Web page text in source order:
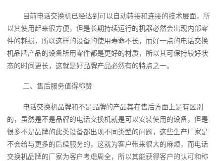
目前电话交换机已经达到可以自动转接和连接的技术层面，所
以其使用起来很方便，但是长期持续运行的机器必然会出现内部零
件的耗损，所以这样的设备的使用寿命不长，而好一点的电话交换
机品牌产品的设备所用零件都是更好的材质，所以其可保持较好状
态的时间更长，这就是好品牌产品必然有的特点之一。
二、售后服务值得称赞
电话交换机品牌和不是品牌的产品其在售后方面上是有区别
的，虽然是不是品牌的电话交换机就是可以安装使用的设备，但是
很多不是品牌的此类设备都出现不同类型的问题，这些生产厂家是
不会给与更多的后续服务的，这就为客户带来很大的麻烦，而电话
交换机品牌的厂家为客户考虑周全，所以其能获得客户的认可和称